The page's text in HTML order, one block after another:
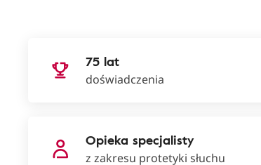
75 lat
doświadczenia
Opieka specjalisty
z zakresu protetyki słuchu